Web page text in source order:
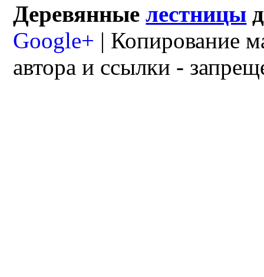
Деревянные лестницы
Google+ | Копирование
автора и ссылки -